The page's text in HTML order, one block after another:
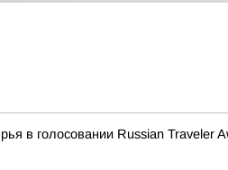
в голосовании Russian Traveler